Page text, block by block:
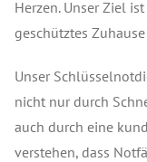
Herzen. Unser Ziel
geschütztes
Unser
nicht nur durch
auch durch eine
verstehen, dass